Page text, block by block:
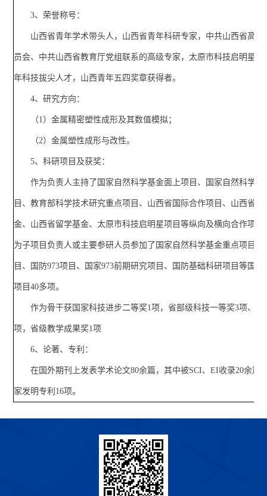
3、荣誉称号：
山西省青年学术带头人，山西省青年科研专家，中共山西省高等
员会、中共山西省教育厅党组联系的高级专家，太原市科技启明星，
年科技拔尖人才，山西青年五四奖章获得者。
4、研究方向：
（1）金属精密塑性成形及其数值模拟；
（2）金属塑性成形与改性。
5、科研项目及获奖：
作为负责人主持了国家自然科学基金面上项目、国家自然科学青
目、教育部科学技术研究重点项目、山西省国际合作项目、山西省自
金、山西省留学基金、太原市科技启明星项目等纵向及横向合作项目
为子项目负责人或主要参研人员参加了国家自然科学基金重点项目、
目、国防973项目、国家973前期研究项目、国防基础科研项目等国
项目40多项。
作为骨干获国家科技进步二等奖1项，省部级科技一等奖3项、二
项，省级教学成果奖1项
6、论著、专利：
在国外期刊上发表学术论文80余篇，其中被SCI、EI收录20余篇
家发明专利16项。